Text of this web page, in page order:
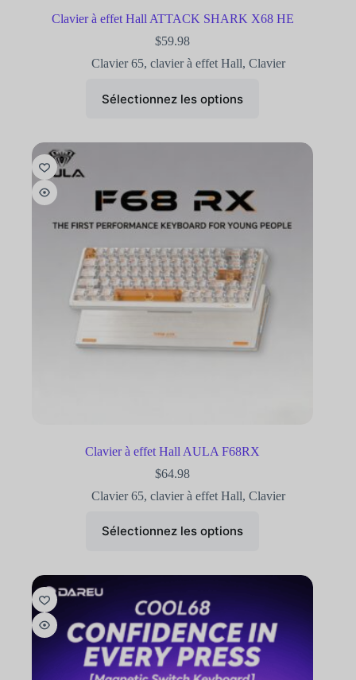
Clavier à effet Hall ATTACK SHARK X68 HE
$59.98
Clavier 65,clavier à effet Hall,Clavier
Sélectionnez les options
Clavier à effet Hall AULA F68RX
$64.98
Clavier 65,clavier à effet Hall,Clavier
Sélectionnez les options